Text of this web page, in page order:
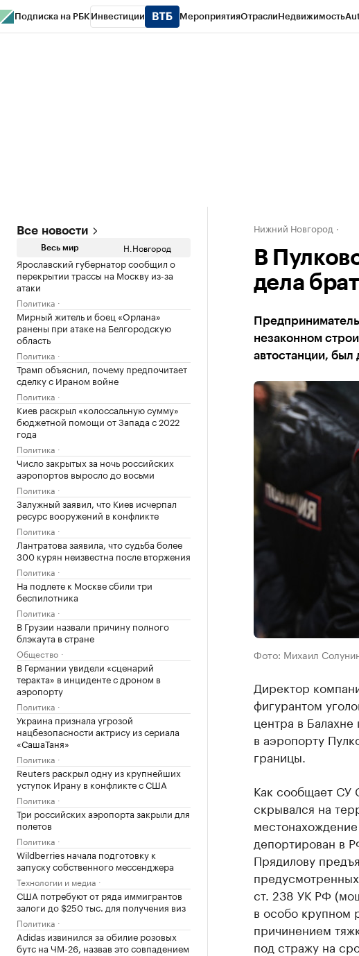
Подписка на РБК Инвестиции МероприятияОтраслиНедвижимость
Все новости
Весь мир Н.Новгород
Ярославский губернатор сообщил о
перекрытии трассы на Москву из-за
атаки
Политика
Мирный житель и боец «Орлана»
ранены при атаке на Белгородскую
область
Политика
Трамп объяснил, почему предпочитает
сделку с Ираном войне
Политика
Киев раскрыл «колоссальную сумму»
бюджетной помощи от Запада с 2022
года
Политика
Число закрытых за ночь российских
аэропортов выросло до восьми
Политика
Залужный заявил, что Киев исчерпал
ресурс вооружений в конфликте
Политика
Лантратова заявила, что судьба более
300 курян неизвестна после вторжения
Политика
На подлете к Москве сбили три
беспилотника
Политика
В Грузии назвали причину полного
блэкаута в стране
Общество
В Германии увидели «сценарий
теракта» в инциденте с дроном в
аэропорту
Политика
Украина признала угрозой
нацбезопасности актрису из сериала
«СашаТаня»
Политика
Reuters раскрыл одну из крупнейших
уступок Ирану в конфликте с США
Политика
Три российских аэропорта закрыли для
полетов
Политика
Wildberries начала подготовку к
запуску собственного мессенджера
Технологии и медиа
США потребуют от ряда иммигрантов
залоги до $250 тыс. для получения виз
Политика
Adidas извинился за обилие розовых
бутс на ЧМ-26, назвав это совпадением
Нижний Новгород
В
дела
незаконном
автостанции, был
Фото: Михаил
Директор
фигурантом
центра в
в аэропорту
границы.
Как сообщает СУ
скрывался на
депортирован в
Прядилову
ст. 238 УК РФ
в особо крупном
причинением
под стражу на